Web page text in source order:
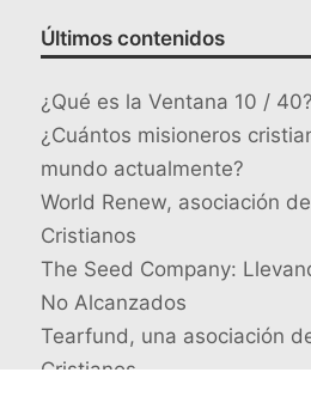
Últimos contenidos
¿Qué es la Ventana 10 / 40?
¿Cuántos misioneros
mundo actualmente?
World Renew, asociación
Cristianos
The Seed Company:
No Alcanzados
Tearfund, una asociación
Cristianos